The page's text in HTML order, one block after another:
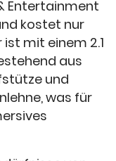
Entertainment
kostet nur
ist mit einem 2.1
aus
und
was für